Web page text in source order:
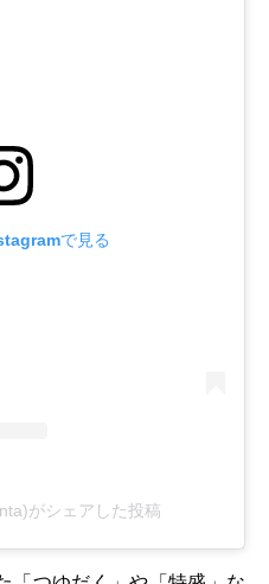
で見る
がシェアした投稿